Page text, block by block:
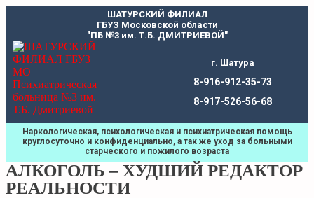
ШАТУРСКИЙ ФИЛИАЛ
ГБУЗ Московской области
"ПБ №3 им. Т.Б. ДМИТРИЕВОЙ"
г. Шатура
8-916-912-35-73
8-917-526-56-68
Наркологическая, психологическая и психиатрическая помощь
круглосуточно и конфиденциально, а так же уход за больными
старческого и пожилого возраста
АЛКОГОЛЬ – ХУДШИЙ РЕДАКТОР
РЕАЛЬНОСТИ